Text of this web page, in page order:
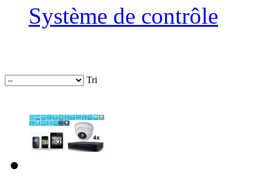
Système de contrôle
Tri